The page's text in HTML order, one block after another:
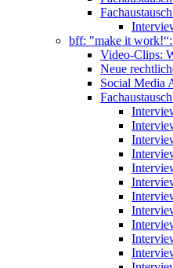
bff: "make it work!“:
Video-Clips:
Neue
Social Media